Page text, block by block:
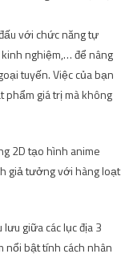
với chức năng tự
nghiệm,… để nâng
tuyến. Việc của bạn
giá trị mà không
2D tạo hình anime
giả tưởng với hàng loạt
nổi bật tính cách nhân